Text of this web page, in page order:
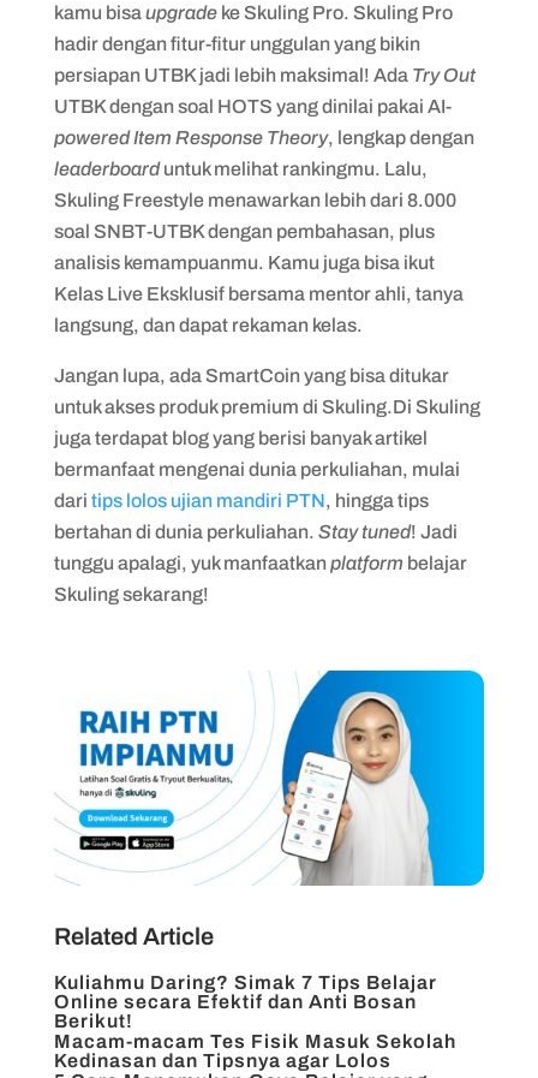
kamu bisa upgradeke Skuling Pro. Skuling Pro
hadir dengan fitur-fitur unggulan yang bikin
persiapan UTBK jadi lebih maksimal! Ada Try Out
UTBK dengan soal HOTS yang dinilai pakai AI-
powered Item Response Theory, lengkap dengan
leaderboarduntuk melihat rankingmu. Lalu,
Skuling Freestyle menawarkan lebih dari 8.000
soal SNBT-UTBK dengan pembahasan, plus
analisis kemampuanmu. Kamu juga bisa ikut
Kelas Live Eksklusif bersama mentor ahli, tanya
langsung, dan dapat rekaman kelas.
Jangan lupa, ada SmartCoin yang bisa ditukar
untuk akses produk premium di Skuling.Di Skuling
juga terdapat blog yang berisi banyak artikel
bermanfaat mengenai dunia perkuliahan, mulai
dari tips lolos ujian mandiri PTN, hingga tips
bertahan di dunia perkuliahan. Stay tuned! Jadi
tunggu apalagi, yuk manfaatkanplatform belajar
Skuling sekarang!
Related Article
Kuliahmu Daring? Simak 7 Tips Belajar
Online secara Efektif dan Anti Bosan
Berikut!
Macam-macam Tes Fisik Masuk Sekolah
Kedinasan dan Tipsnya agar Lolos